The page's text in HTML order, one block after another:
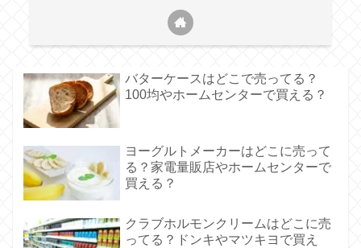
バターケースはどこで売ってる？
100均やホームセンターで買える？
ヨーグルトメーカーはどこに売って
る？家電量販店やホームセンターで
買える？
クラブホルモンクリームはどこに売
ってる？ドンキやマツキヨで買え